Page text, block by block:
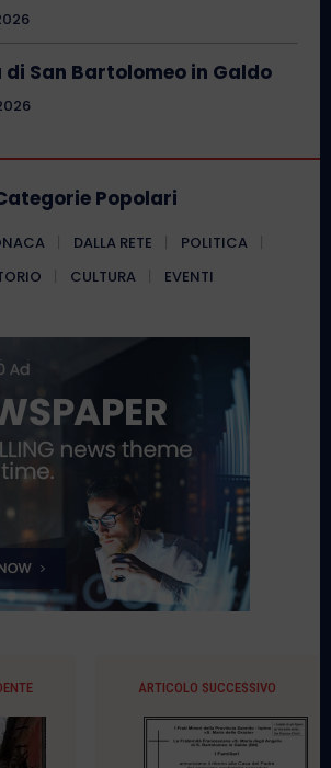
di San Bartolomeo in Galdo
Popolari
DALLA RETE
POLITICA
CULTURA EVENTI
ARTICOLO SUCCESSIVO